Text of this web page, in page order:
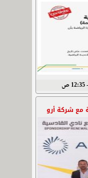
مع شركة أرو